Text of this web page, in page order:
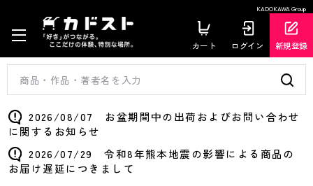
KADOKAWA Group
カート ログイン 新規登録
2026/08/07 お盆期間中の出荷およびお問い合わせ
に関するお知らせ
2026/07/29 令和8年熊本地震の影響による商品の
お届け遅延につきまして